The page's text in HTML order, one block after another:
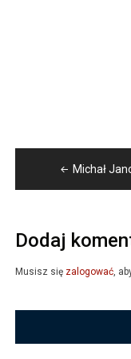
Nawigacja
wpisu
Michał
Dodaj
Musisz się zalogować,